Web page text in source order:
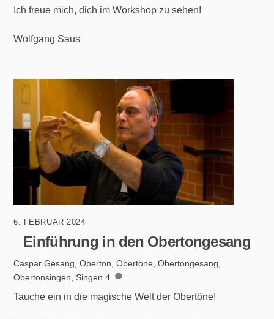
Ich freue mich, dich im Workshop zu sehen!
Wolfgang Saus
6. FEBRUAR 2024
Einführung in den Obertongesang
Caspar Gesang ,Oberton ,Obertöne ,Obertongesang
Obertonsingen
Singen 4
Tauche ein in die magische Welt der Obertöne!